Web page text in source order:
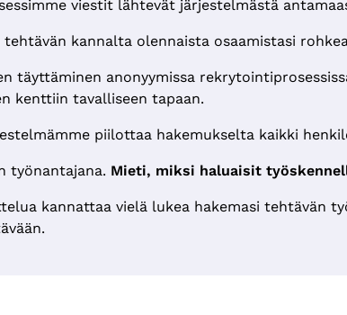
viestit lähtevät järjestelmästä
tehtävän kannalta olennaista osaamistasi
täyttäminen anonyymissa
kenttiin tavalliseen tapaan.
piilottaa hakemukselta kaikki
työnantajana. Mieti, miksi haluaisit
kannattaa vielä lukea hakemasi